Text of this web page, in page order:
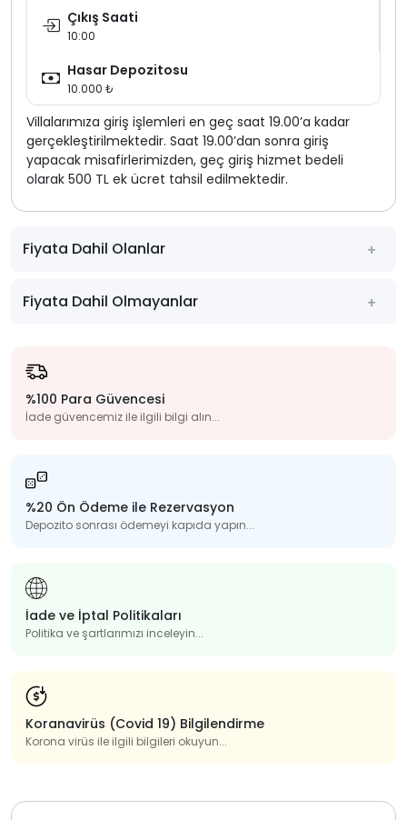
Çıkış Saati
10:00
Hasar Depozitosu
10.000 ₺
Villalarımıza giriş işlemleri en geç saat 19.00’a kadar
gerçekleştirilmektedir. Saat 19.00’dan sonra giriş
yapacak misafirlerimizden, geç giriş hizmet bedeli
olarak 500 TL ek ücret tahsil edilmektedir.
Fiyata Dahil Olanlar
Fiyata Dahil Olmayanlar
%100 Para Güvencesi
İade güvencemiz ile ilgili bilgi alın...
%20 Ön Ödeme ile Rezervasyon
Depozito sonrası ödemeyi kapıda yapın...
İade ve İptal Politikaları
Politika ve şartlarımızı inceleyin...
Koranavirüs (Covid 19) Bilgilendirme
Korona virüs ile ilgili bilgileri okuyun...